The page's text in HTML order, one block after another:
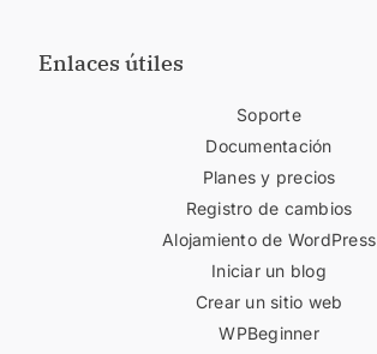
Enlaces útiles
Soporte
Documentación
Planes y precios
Registro de cambios
Alojamiento de WordPress
Iniciar un blog
Crear un sitio web
WPBeginner